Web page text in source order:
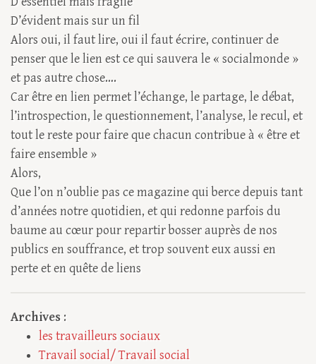
D’évident mais sur un fil
Alors oui, il faut lire, oui il faut écrire, continuer de
penser que le lien est ce qui sauvera le « socialmonde »
et pas autre chose….
Car être en lien permet l’échange, le partage, le débat,
l’introspection, le questionnement, l’analyse, le recul, et
tout le reste pour faire que chacun contribue à « être et
faire ensemble »
Alors,
Que l’on n’oublie pas ce magazine qui berce depuis tant
d’années notre quotidien, et qui redonne parfois du
baume au cœur pour repartir bosser auprès de nos
publics en souffrance, et trop souvent eux aussi en
perte et en quête de liens
Archives :
les travailleurs sociaux
Travail social/ Travail social